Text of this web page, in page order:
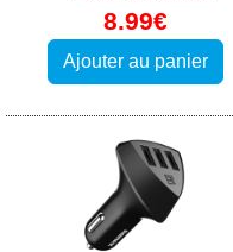
8.99€
Ajouter au panier